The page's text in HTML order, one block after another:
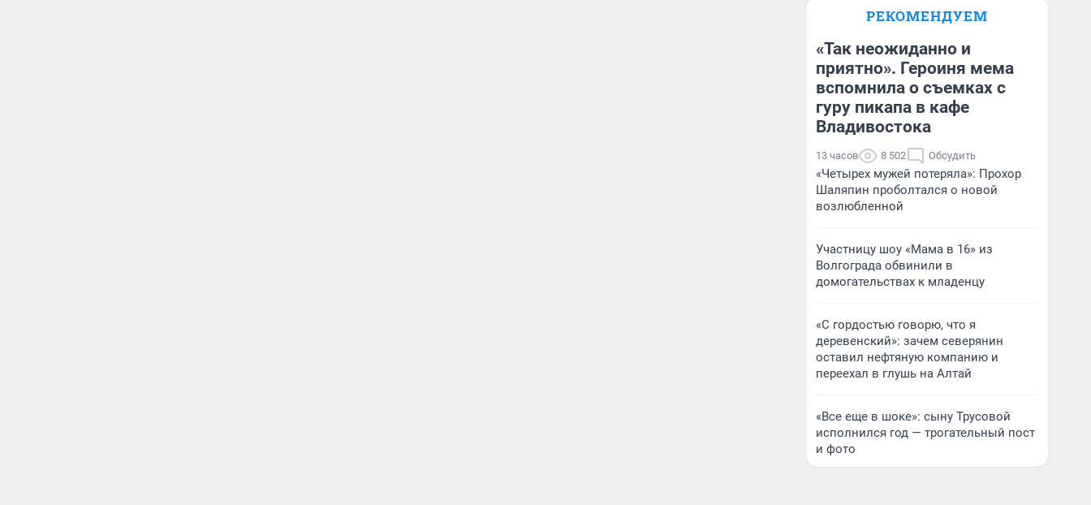
Анатолий Кузнецов
РЕКОМЕНДУЕМ
«Так неожиданно и
приятно». Героиня мема
вспомнила о съемках с
гуру пикапа в кафе
Владивостока
13 часов 8 502 Обсудить
«Четырех мужей потеряла»: Прохор
Шаляпин проболтался о новой
возлюбленной
Участницу шоу «Мама в 16» из
Волгограда обвинили в
домогательствах к младенцу
«С гордостью говорю, что я
деревенский»: зачем северянин
оставил нефтяную компанию и
переехал в глушь на Алтай
«Все еще в шоке»: сыну Трусовой
исполнился год — трогательный пост
и фото